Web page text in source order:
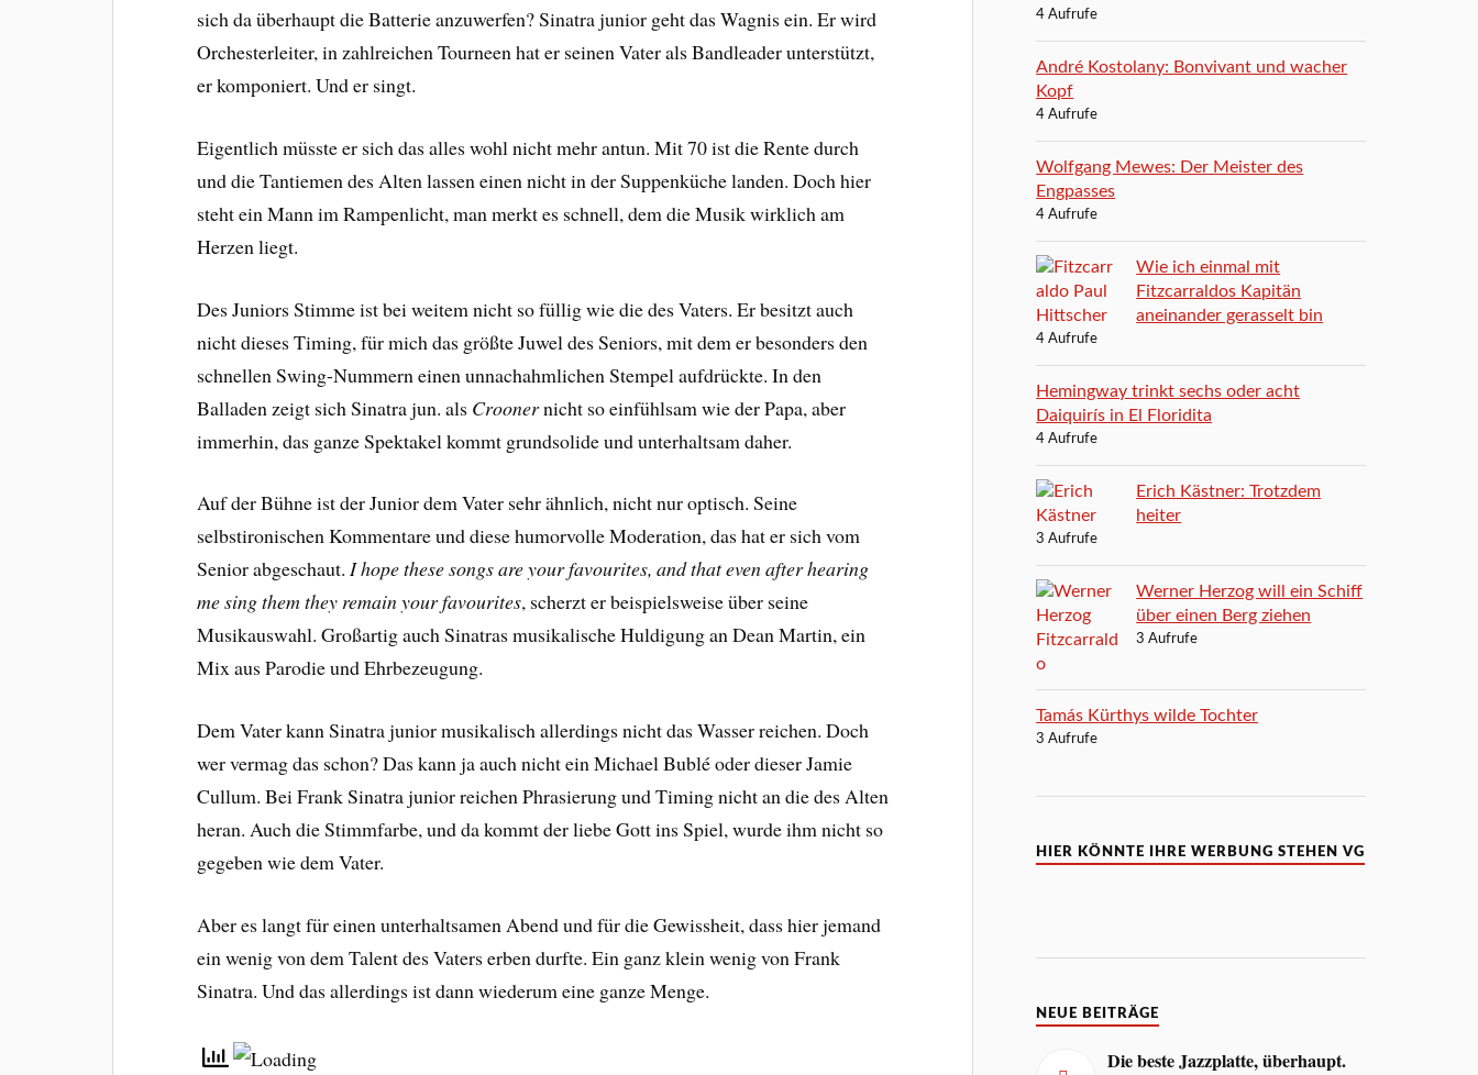
sich da überhaupt die Batterie anzuwerfen? Sinatra junior geht das Wagnis ein. Er wird
Orchesterleiter, in zahlreichen Tourneen hat er seinen Vater als Bandleader unterstützt,
er komponiert. Und er singt.
Eigentlich müsste er sich das alles wohl nicht mehr antun. Mit 70 ist die Rente durch
und die Tantiemen des Alten lassen einen nicht in der Suppenküche landen. Doch hier
steht ein Mann im Rampenlicht, man merkt es schnell, dem die Musik wirklich am
Herzen liegt.
Des Juniors Stimme ist bei weitem nicht so füllig wie die des Vaters. Er besitzt auch
nicht dieses Timing, für mich das größte Juwel des Seniors, mit dem er besonders den
schnellen Swing-Nummern einen unnachahmlichen Stempel aufdrückte. In den
Balladen zeigt sich Sinatra jun. als Croonernicht so einfühlsam wie der Papa, aber
immerhin, das ganze Spektakel kommt grundsolide und unterhaltsam daher.
Auf der Bühne ist der Junior dem Vater sehr ähnlich, nicht nur optisch. Seine
selbstironischen Kommentare und diese humorvolle Moderation, das hat er sich vom
Senior abgeschaut.I hope these songs are your favourites, and that even after hearing
me sing them they remain your favourites, scherzt er beispielsweise über seine
Musikauswahl. Großartig auch Sinatras musikalische Huldigung an Dean Martin, ein
Mix aus Parodie und Ehrbezeugung.
Dem Vater kann Sinatra junior musikalisch allerdings nicht das Wasser reichen. Doch
wer vermag das schon? Das kann ja auch nicht ein Michael Bublé oder dieserJamie
Cullum. Bei Frank Sinatra junior reichenPhrasierung und Timing nicht an die des Alten
heran. Auch die Stimmfarbe, und da kommt der liebe Gott ins Spiel, wurde ihm nicht so
gegeben wie dem Vater.
Aber es langt für einen unterhaltsamen Abend und für die Gewissheit, dass hier jemand
ein wenig von dem Talent des Vaters erben durfte. Ein ganz klein wenig von Frank
Sinatra. Und das allerdings ist dann wiederum eine ganze Menge.
4 Aufrufe
André Kostolany: Bonvivant und wacher
Kopf
4 Aufrufe
Wolfgang Mewes: Der Meister des
Engpasses
4 Aufrufe
Wie ich einmal mit
Fitzcarraldos Kapitän
aneinander gerasselt bin
4 Aufrufe
Hemingway trinkt sechs oder acht
Daiquirís in El Floridita
4 Aufrufe
Erich Kästner: Trotzdem
heiter
3 Aufrufe
Werner Herzog will ein Schiff
über einen Berg ziehen
3 Aufrufe
Tamás Kürthys wilde Tochter
3 Aufrufe
HIER KÖNNTE IHRE WERBUNG STEHEN VG
NEUE BEITRÄGE
Die beste Jazzplatte, überhaupt.